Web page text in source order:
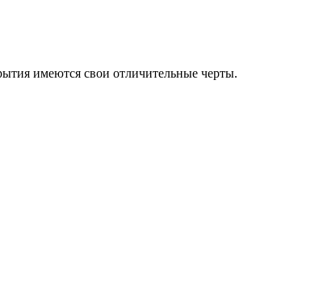
имеются свои отличительные черты.